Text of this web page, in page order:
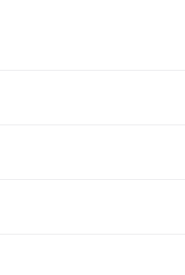
sozialversicherungspflichtige
Sie arbeitsrechtliche Belange
mit denen die
in Bereichen der
zu betrachten.
auf die Erben eines
vererbt werden. Der
Homburg ist die
– Homburg stellt da keine
Umgebung behandelt hat.